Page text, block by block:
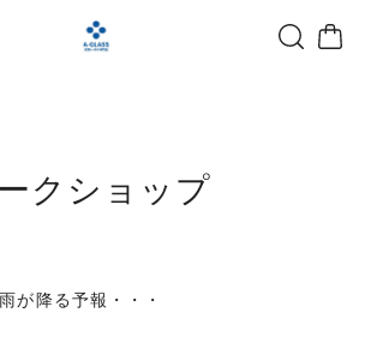
クショップ
が降る予報・・・